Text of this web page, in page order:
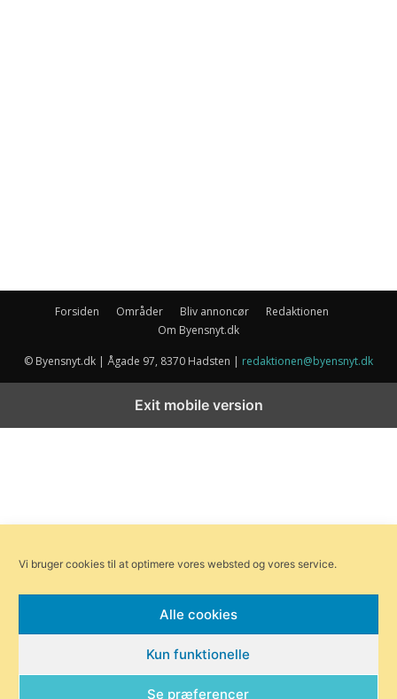
Forsiden Områder Bliv annoncør
Redaktionen
Om Byensnyt.dk
© Byensnyt.dk | Ågade 97, 8370 Hadsten | redaktionen@byensnyt.dk
Vi bruger cookies til at optimere vores websted og vores service.
Alle cookies
Kun funktionelle
Se præferencer
Exit mobile version